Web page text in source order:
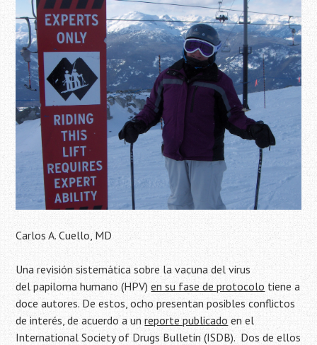
Carlos A. Cuello, MD
Una revisión sistemática sobre la vacuna del virus
del papiloma humano (HPV)en su fase de protocolo tiene a
doce autores. De estos, ocho presentan posibles conflictos
de interés, de acuerdo a unreporte publicado en el
International Society of Drugs Bulletin (ISDB). Dos de ellos